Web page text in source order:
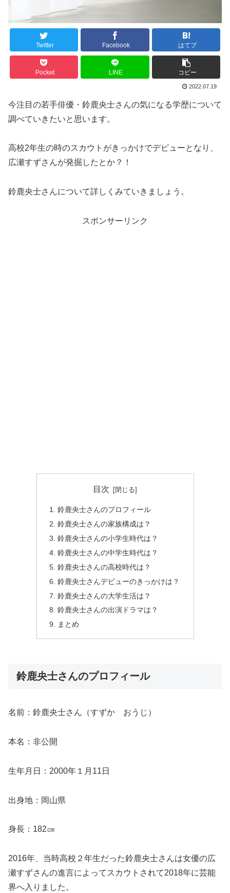
Twitter Facebook はてブ
Pocket LINE コピー
2022.07.19
今注目の若手俳優・鈴鹿央士さんの気になる学歴について
調べていきたいと思います。
高校2年生の時のスカウトがきっかけでデビューとなり、
広瀬すずさんが発掘したとか？！
鈴鹿央士さんについて詳しくみていきましょう。
スポンサーリンク
目次
鈴鹿央士さんのプロフィール
鈴鹿央士さんの家族構成は？
鈴鹿央士さんの小学生時代は？
鈴鹿央士さんの中学生時代は？
鈴鹿央士さんの高校時代は？
鈴鹿央士さんデビューのきっかけは？
鈴鹿央士さんの大学生活は？
鈴鹿央士さんの出演ドラマは？
まとめ
鈴鹿央士さんのプロフィール
名前：鈴鹿央士さん（すずか おうじ）
本名：非公開
生年月日：2000年１月11日
出身地：岡山県
身長：182㎝
2016年、当時高校２年生だった鈴鹿央士さんは女優の広
瀬すずさんの進言によってスカウトされて2018年に芸能
界へ入りました。